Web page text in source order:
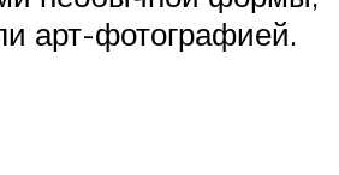
арт-фотографией.